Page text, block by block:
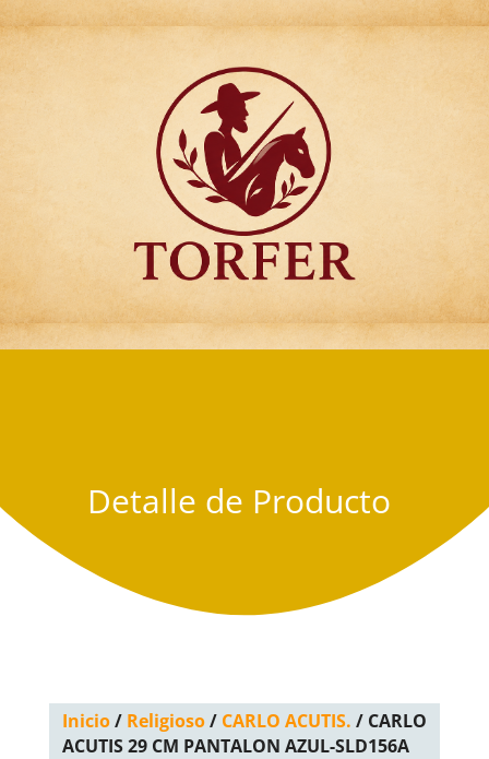
Articulos para
Regalo Torfer.
Detalle de Producto
Inicio/ Religioso/ CARLO ACUTIS. / CARLO
ACUTIS 29 CM PANTALON AZUL-SLD156A